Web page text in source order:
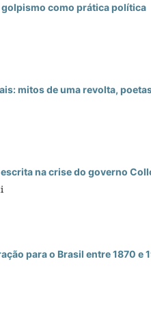
golpismo como prática política
mitos de uma revolta,
na crise do governo
para o Brasil entre 1870 e